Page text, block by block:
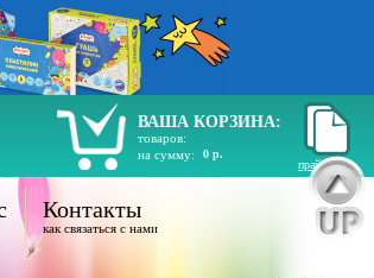
ВАША КОРЗИНА:
товаров:
на сумму:
0 р.
прайс лист
Контакты
как связаться с нами